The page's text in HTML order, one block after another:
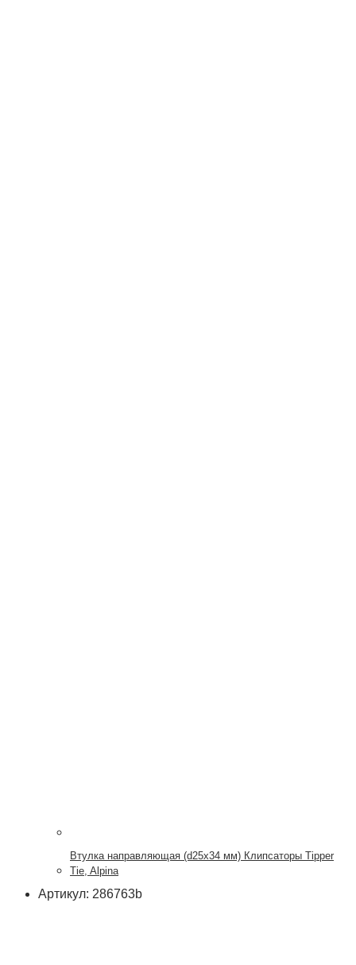
Втулка направляющая (d25x34 мм) Клипсаторы Tipper
Tie, Alpina
Артикул: 286763b